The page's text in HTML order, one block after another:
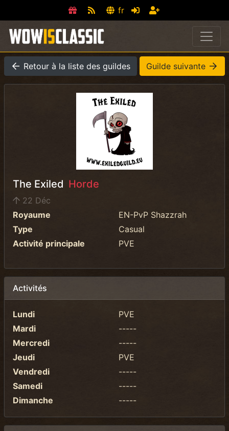
fr
Retour à la liste des guildes Guilde suivante
The Exiled Horde
22 Déc
Royaume
EN-PvP Shazzrah
Type
Casual
Activité principale
PVE
Activités
Lundi
PVE
Mardi
-----
Mercredi
-----
Jeudi
PVE
Vendredi
-----
Samedi
-----
Dimanche
-----